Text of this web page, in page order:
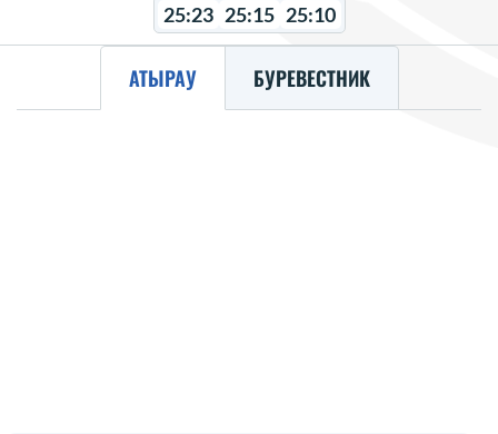
25:23 25:15 25:10
АТЫРАУ БУРЕВЕСТНИК